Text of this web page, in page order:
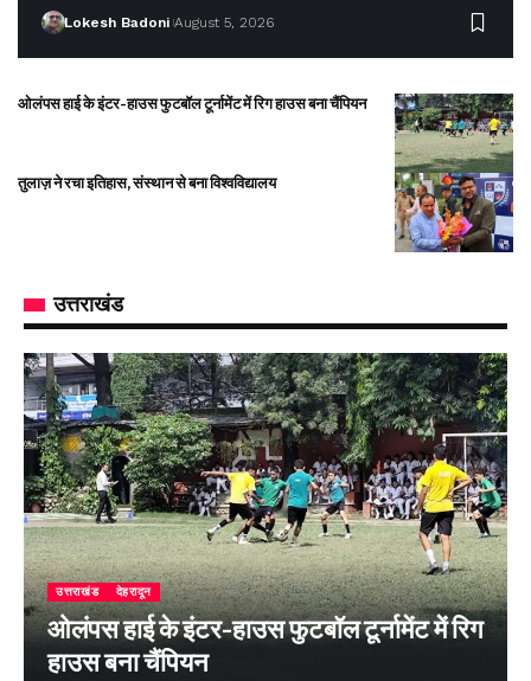
Lokesh Badoni August 5, 2026
ओलंपस हाई के इंटर-हाउस फुटबॉल टूर्नामेंट में रिग हाउस बना चैंपियन
तुलाज़ ने रचा इतिहास, संस्थान से बना विश्वविद्यालय
उत्तराखंड
उत्तराखंड देहरादून
ओलंपस हाई के इंटर-हाउस फुटबॉल टूर्नामेंट में रिग
हाउस बना चैंपियन